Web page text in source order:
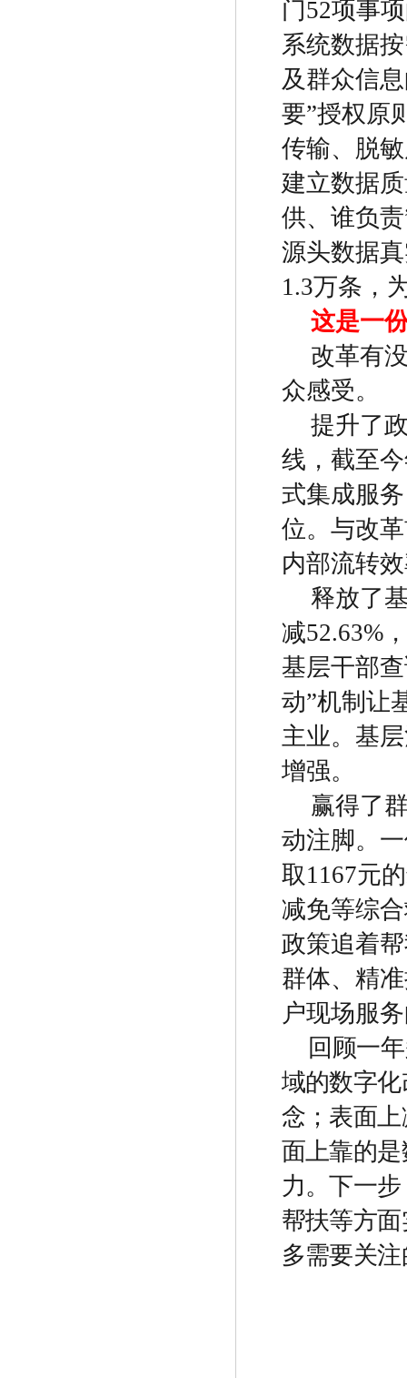
门52项事
系统数据
及群众信
要”授权原
传输、脱
建立数据
供、谁负责
源头数据
1.3万条，
这是一
改革有
众感受。
提升了
线，截至
式集成服
位。与改
内部流转
释放了
减52.63%
基层干部
动”机制让
主业。基
增强。
赢得了
动注脚。
取1167元
减免等综
政策追着
群体、精
户现场服
回顾一
域的数字
念；表面
面上靠的
力。下一
帮扶等方
多需要关